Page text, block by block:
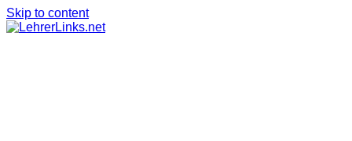
Skip to content